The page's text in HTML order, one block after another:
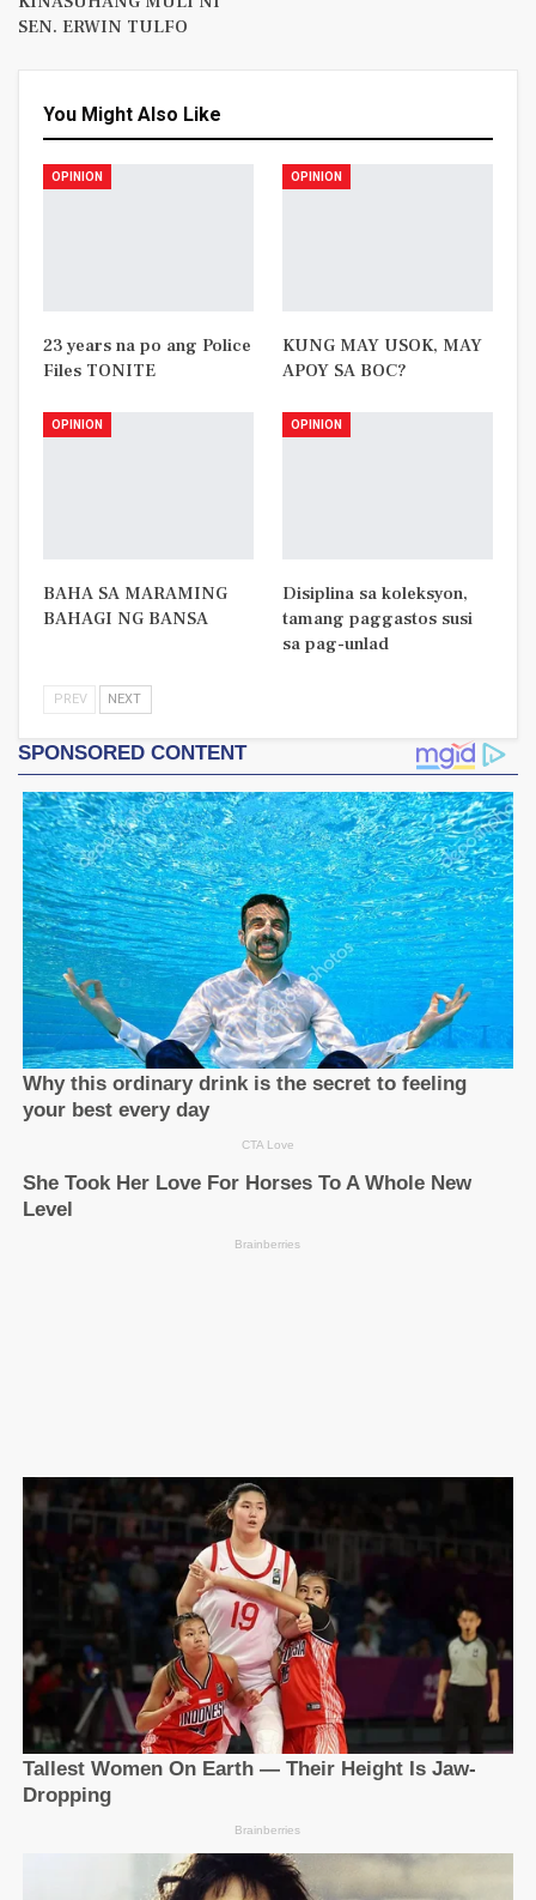
SEN. ERWIN TULFO
You Might Also Like
OPINION
23 years na po ang Police
Files TONITE
OPINION
KUNG MAY USOK, MAY
APOY SA BOC?
OPINION
BAHA SA MARAMING
BAHAGI NG BANSA
OPINION
Disiplina sa koleksyon,
tamang paggastos susi
sa pag-unlad
PREV NEXT